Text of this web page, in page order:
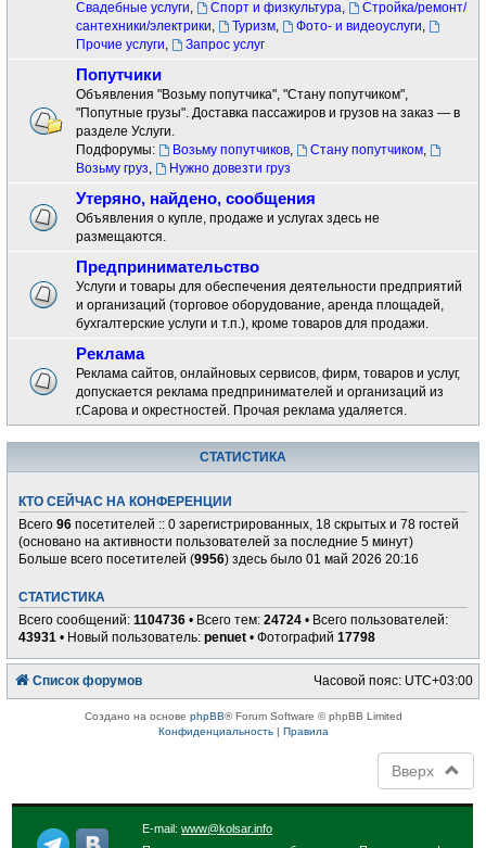
Свадебные услуги, Спорт и физкультура,
Стройка/ремонт/
сантехники/электрики, Туризм, Фото- и видеоуслуги,
Прочие услуги, Запрос услуг
Попутчики
Объявления "Возьму попутчика", "Стану попутчиком",
"Попутные грузы". Доставка пассажиров и грузов на заказ — в
разделе Услуги.
Подфорумы:
Возьму попутчиков, Стану попутчиком,
Возьму груз, Нужно довезти груз
Утеряно, найдено, сообщения
Объявления о купле, продаже и услугах здесь не
размещаются.
Предпринимательство
Услуги и товары для обеспечения деятельности предприятий
и организаций (торговое оборудование, аренда площадей,
бухгалтерские услуги и т.п.), кроме товаров для продажи.
Реклама
Реклама сайтов, онлайновых сервисов, фирм, товаров и услуг,
допускается реклама предпринимателей и организаций из
г.Сарова и окрестностей. Прочая реклама удаляется.
СТАТИСТИКА
КТО СЕЙЧАС НА КОНФЕРЕНЦИИ
Всего96 посетителей :: 0 зарегистрированных, 18 скрытых и 78 гостей
(основано на активности пользователей за последние 5 минут)
Больше всего посетителей (9956) здесь было 01 май 2026 20:16
СТАТИСТИКА
Всего сообщений:1104736 • Всего тем:24724 • Всего пользователей:
43931 • Новый пользователь:penuet • Фотографий17798
Список форумов Часовой пояс: UTC+03:00
Создано на основе phpBB® Forum Software © phpBB Limited
Конфиденциальность| Правила
Вверх
E-mail:www@kolsar.info